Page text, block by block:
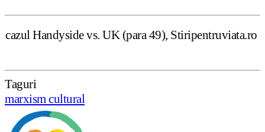
UK (para 49), Stiripentruviata.ro consideră
Taguri
marxism cultural